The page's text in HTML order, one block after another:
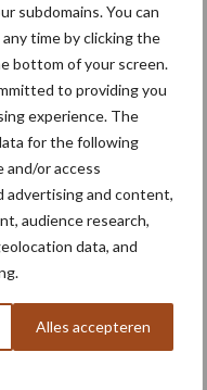
subdomains. You can
time by clicking the
bottom of your screen.
to providing you
experience. The
for the following
and/or access
advertising and content,
audience research,
data, and
Alles accepteren
aan tot
blijven laag